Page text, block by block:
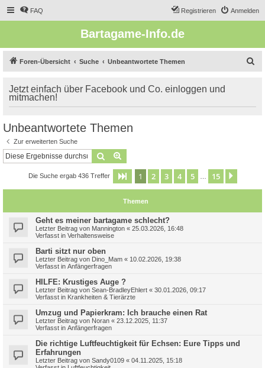
FAQ Anmelden
Registrieren
Bartagame-Info.de
Foren-Übersicht Suche Unbeantwortete Themen
Jetzt einfach über Facebook und Co. einloggen und
mitmachen!
Unbeantwortete Themen
Zur erweiterten Suche
Suche
Die Suche ergab 436 Treffer Seite 1von 15
1 2 3 4 5 15
Themen
Geht es meiner bartagame schlecht?
Letzter Beitrag von Mannington « 25.03.2026, 16:48
Verfasst in Verhaltensweise
Barti sitzt nur oben
Letzter Beitrag von Dino_Mam « 10.02.2026, 19:38
Verfasst in Anfängerfragen
HILFE: Krustiges Auge ?
Letzter Beitrag von Sean-BradleyEhlert « 30.01.2026, 09:17
Verfasst in Krankheiten & Tierärzte
Umzug und Papierkram: Ich brauche einen Rat
Letzter Beitrag von Noran « 23.12.2025, 11:37
Verfasst in Anfängerfragen
Die richtige Luftfeuchtigkeit für Echsen: Eure Tipps und
Erfahrungen
Letzter Beitrag von Sandy0109 « 04.11.2025, 15:18